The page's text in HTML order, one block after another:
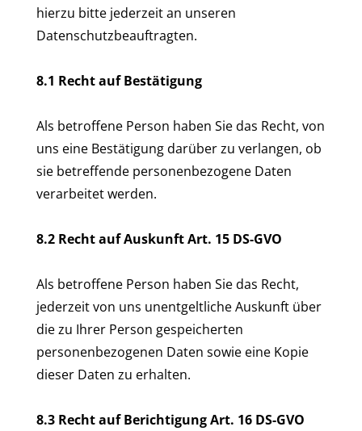
hierzu bitte jederzeit an unseren
Datenschutzbeauftragten.
8.1 Recht auf Bestätigung
Als betroffene Person haben Sie das Recht, von
uns eine Bestätigung darüber zu verlangen, ob
sie betreffende personenbezogene Daten
verarbeitet werden.
8.2 Recht auf Auskunft Art. 15 DS-GVO
Als betroffene Person haben Sie das Recht,
jederzeit von uns unentgeltliche Auskunft über
die zu Ihrer Person gespeicherten
personenbezogenen Daten sowie eine Kopie
dieser Daten zu erhalten.
8.3 Recht auf Berichtigung Art. 16 DS-GVO